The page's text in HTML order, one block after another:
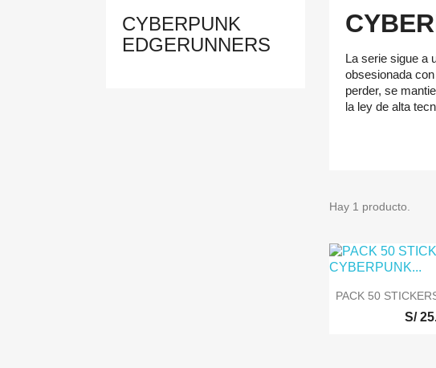
IPHONE 14 PLUS
IPHONE 14 PRO MAX
IPHONE 15 PLUS
CYBERPUNK
EDGERUNNERS
La serie sigue a
obsesionada
perder, se
la ley de alta
Hay 1 producto.
 Vista
PACK 50
S/
Iniciar